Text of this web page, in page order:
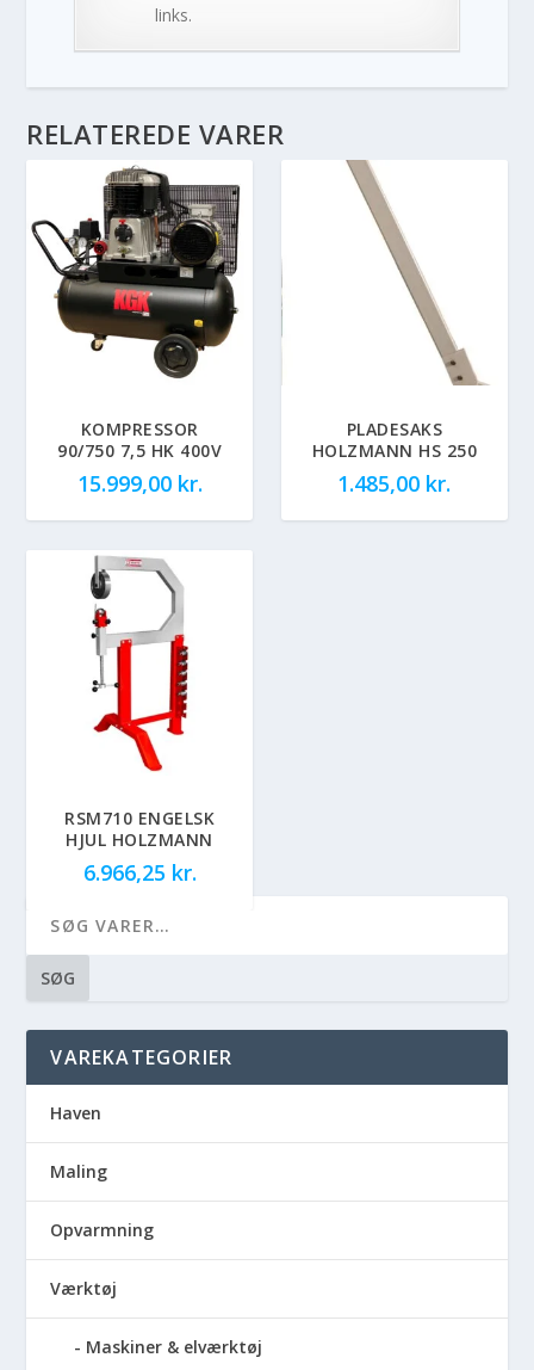
links.
RELATEREDE VARER
KOMPRESSOR
90/750 7,5 HK 400V
15.999,00 kr.
PLADESAKS
HOLZMANN HS 250
1.485,00 kr.
RSM710 ENGELSK
HJUL HOLZMANN
6.966,25 kr.
SØG
VAREKATEGORIER
Haven
Maling
Opvarmning
Værktøj
Maskiner & elværktøj